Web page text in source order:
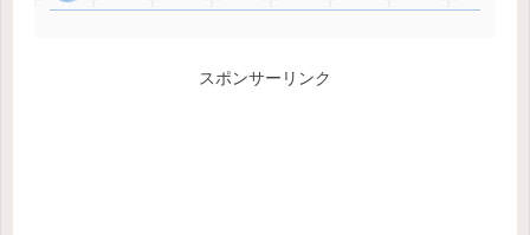
スポンサーリンク